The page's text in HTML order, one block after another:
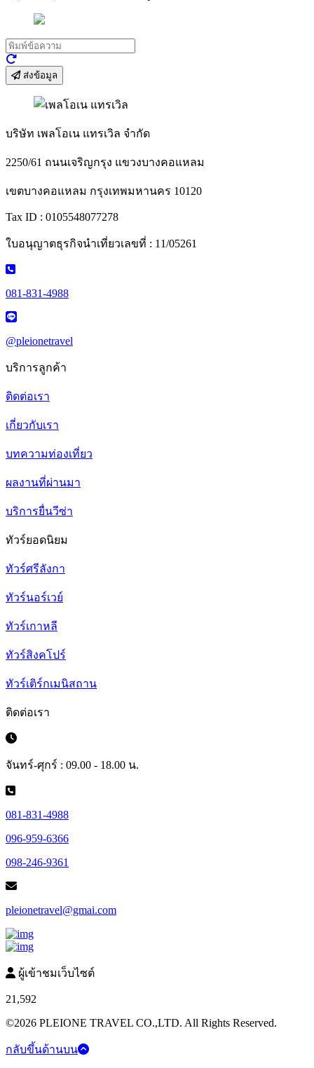
ส่งข้อมูล
บริษัท เพลโอเน แทรเวิล จำกัด
2250/61 ถนนเจริญกรุง แขวงบางคอแหลม
เขตบางคอแหลม กรุงเทพมหานคร 10120
Tax ID : 0105548077278
ใบอนุญาตธุรกิจนำเที่ยวเลขที่ : 11/05261
081-831-4988
@pleionetravel
บริการลูกค้า
ติดต่อเรา
เกี่ยวกับเรา
บทความท่องเที่ยว
ผลงานที่ผ่านมา
บริการยื่นวีซ่า
ทัวร์ยอดนิยม
ทัวร์ศรีลังกา
ทัวร์นอร์เวย์
ทัวร์เกาหลี
ทัวร์สิงคโปร์
ทัวร์เติร์กเมนิสถาน
ติดต่อเรา
จันทร์-ศุกร์ : 09.00 - 18.00 น.
081-831-4988
096-959-6366
098-246-9361
pleionetravel@gmai.com
ผู้เข้าชมเว็บไซต์
21,592
©2026 PLEIONE TRAVEL CO.,LTD. All Rights Reserved.
กลับขึ้นด้านบน